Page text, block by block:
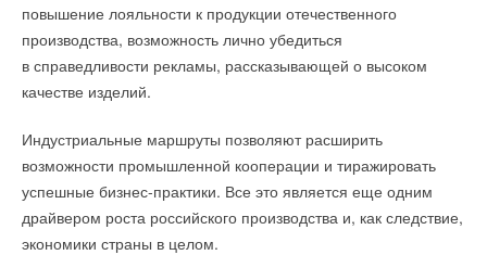
повышение лояльности к продукции отечественного
производства, возможность лично убедиться
в справедливости рекламы, рассказывающей о высоком
качестве изделий.
Индустриальные маршруты позволяют расширить
возможности промышленной кооперации и тиражировать
успешные бизнес-практики. Все это является еще одним
драйвером роста российского производства и, как следствие,
экономики страны в целом.